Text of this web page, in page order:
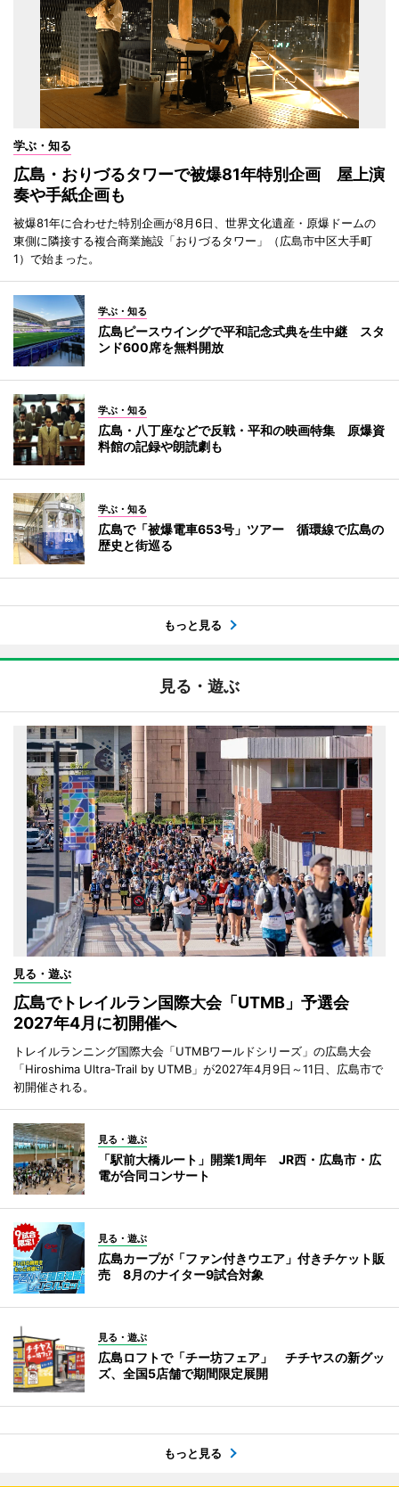
学ぶ・知る
広島・おりづるタワーで被爆81年特別企画 屋上演
奏や手紙企画も
被爆81年に合わせた特別企画が8月6日、世界文化遺産・原爆ドームの
東側に隣接する複合商業施設「おりづるタワー」（広島市中区大手町
1）で始まった。
学ぶ・知る
広島ピースウイングで平和記念式典を生中継 スタ
ンド600席を無料開放
学ぶ・知る
広島・八丁座などで反戦・平和の映画特集 原爆資
料館の記録や朗読劇も
学ぶ・知る
広島で「被爆電車653号」ツアー 循環線で広島の
歴史と街巡る
もっと見る
見る・遊ぶ
見る・遊ぶ
広島でトレイルラン国際大会「UTMB」予選会
2027年4月に初開催へ
トレイルランニング国際大会「UTMBワールドシリーズ」の広島大会
「Hiroshima Ultra-Trail by UTMB」が2027年4月9日～11日、広島市で
初開催される。
見る・遊ぶ
「駅前大橋ルート」開業1周年 JR西・広島市・広
電が合同コンサート
見る・遊ぶ
広島カープが「ファン付きウエア」付きチケット販
売 8月のナイター9試合対象
見る・遊ぶ
広島ロフトで「チー坊フェア」 チチヤスの新グッ
ズ、全国5店舗で期間限定展開
もっと見る